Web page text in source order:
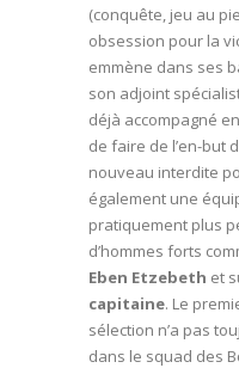
(conquête, jeu au
obsession pour la
emmène dans ses
son adjoint
déjà accompagné
de faire de l’en-but
nouveau interdite
également une
pratiquement plus
d’hommes forts
Eben Etzebeth et
capitaine. Le
sélection n’a pas
dans le squad des